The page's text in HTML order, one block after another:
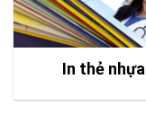
In thẻ nhựa